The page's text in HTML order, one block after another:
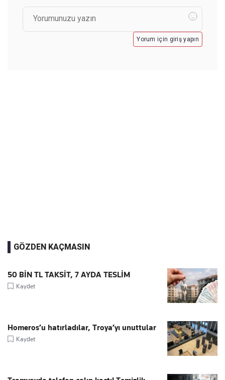
Yorum için giriş yapın
GÖZDEN KAÇMASIN
50 BİN TL TAKSİT, 7 AYDA TESLİM
Kaydet
Homeros’u hatırladılar, Troya’yı unuttular
Kaydet